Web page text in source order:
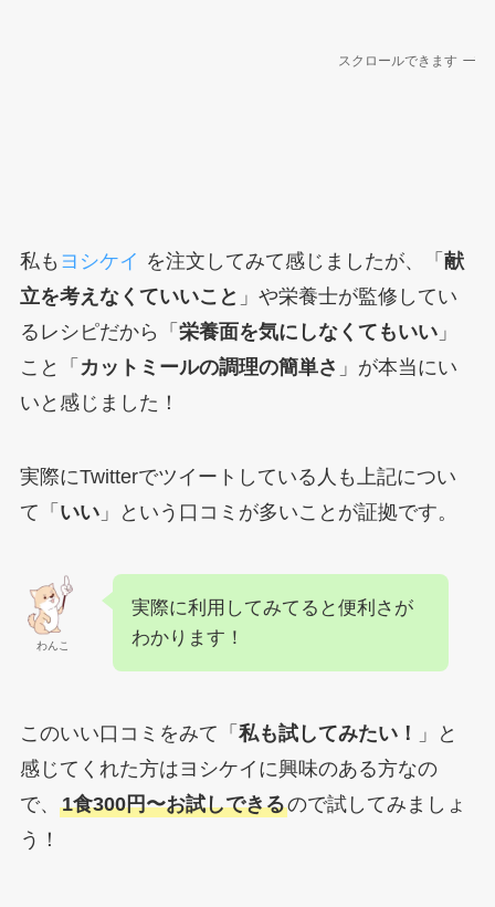
スクロールできます
私も ヨシケイ を注文してみて感じましたが、「 献
立を考えなくていいこと 」や栄養士が監修してい
るレシピだから「 栄養面を気にしなくてもいい」
こと「 カットミールの調理の簡単さ 」が本当にい
いと感じました！
実際にTwitterでツイートしている人も上記につい
て「 いい」という口コミが多いことが証拠です。
わんこ
実際に利用してみてると便利さが
わかります！
このいい口コミをみて「 私も試してみたい！
」と
感じてくれた方はヨシケイに興味のある方なの
で、 1食300円〜お試しできるので試してみましょ
う！